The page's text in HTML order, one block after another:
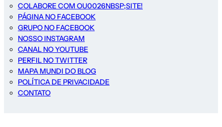
COLABORE COM OU0026NBSP;SITE!
PÁGINA NO FACEBOOK
GRUPO NO FACEBOOK
NOSSO INSTAGRAM
CANAL NO YOUTUBE
PERFIL NO TWITTER
MAPA MUNDI DO BLOG
POLÍTICA DE PRIVACIDADE
CONTATO